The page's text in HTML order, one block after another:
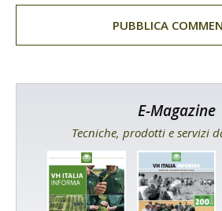
E-Magazine
Tecniche, prodotti e servizi